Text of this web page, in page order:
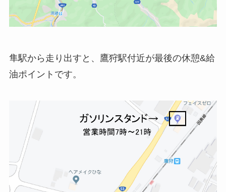
隼駅から走り出すと、鷹狩駅付近が最後の休憩&給
油ポイントです。